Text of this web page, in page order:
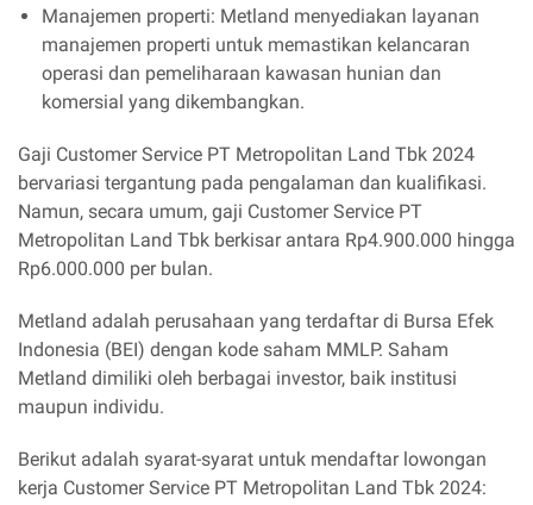
Manajemen properti: Metland menyediakan layanan
manajemen properti untuk memastikan kelancaran
operasi dan pemeliharaan kawasan hunian dan
komersial yang dikembangkan.
Gaji Customer Service PT Metropolitan Land Tbk 2024
bervariasi tergantung pada pengalaman dan kualifikasi.
Namun, secara umum, gaji Customer Service PT
Metropolitan Land Tbk berkisar antara Rp4.900.000 hingga
Rp6.000.000 per bulan.
Metland adalah perusahaan yang terdaftar di Bursa Efek
Indonesia (BEI) dengan kode saham MMLP. Saham
Metland dimiliki oleh berbagai investor, baik institusi
maupun individu.
Berikut adalah syarat-syarat untuk mendaftar lowongan
kerja Customer Service PT Metropolitan Land Tbk 2024: